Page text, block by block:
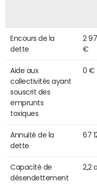
Encours de la
dette
2
€
Aide aux
collectivités ayant
souscrit des
emprunts
toxiques
0 €
Annuité de la
dette
67
Capacité de
désendettement
2,2